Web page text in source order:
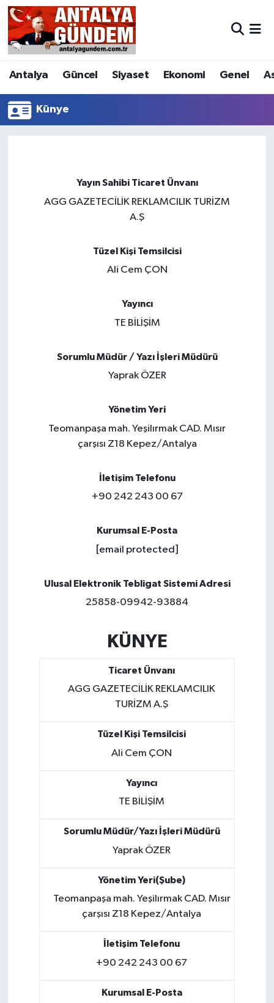
Antalya Güncel Siyaset Ekonomi Genel
Künye
Yayın Sahibi Ticaret Ünvanı
AGG GAZETECİLİK REKLAMCILIK TURİZM
A.Ş
Tüzel Kişi Temsilcisi
Ali Cem ÇON
Yayıncı
TE BİLİŞİM
Sorumlu Müdür / Yazı İşleri Müdürü
Yaprak ÖZER
Yönetim Yeri
Teomanpaşa mah. Yeşilırmak CAD. Mısır
çarşısı Z18 Kepez/Antalya
İletişim Telefonu
+90 242 243 00 67
Kurumsal E-Posta
[email protected]
Ulusal Elektronik Tebligat Sistemi Adresi
25858-09942-93884
KÜNYE
Ticaret Ünvanı
AGG GAZETECİLİK REKLAMCILIK
TURİZM A.Ş
Tüzel Kişi Temsilcisi
Ali Cem ÇON
Yayıncı
TE BİLİŞİM
Sorumlu Müdür/Yazı İşleri Müdürü
Yaprak ÖZER
Yönetim Yeri(Şube)
Teomanpaşa mah. Yeşilırmak CAD. Mısır
çarşısı Z18 Kepez/Antalya
İletişim Telefonu
+90 242 243 00 67
Kurumsal E-Posta
Antalya
Asayiş
Bilim & Teknoloji
Ekonomi
Görüntülü Haber
Magazin
Antalya Nöbetçi Eczaneler
Antalya Hava Durumu
Antalya Namaz Vakitleri
Tüm Manşetler